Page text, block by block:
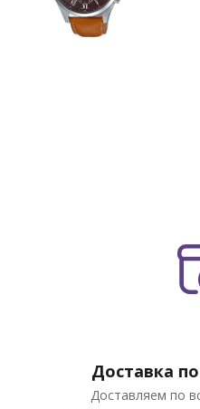
Доставка
Доставляем по